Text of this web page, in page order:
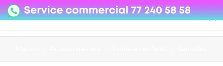
08o35epzeyex8vmjn04i2j4algz26o